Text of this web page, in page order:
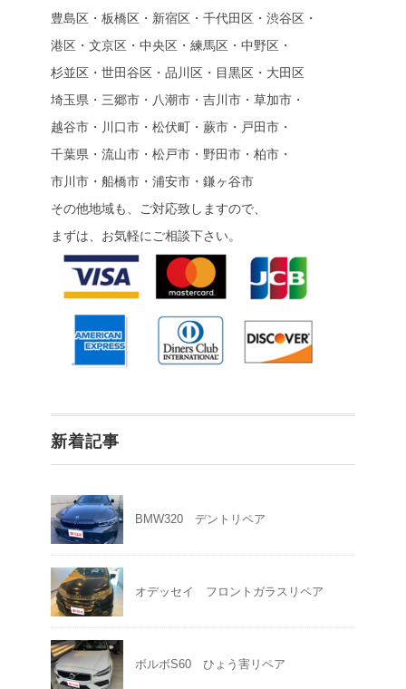
豊島区・板橋区・新宿区・千代田区・渋谷区・
港区・文京区・中央区・練馬区・中野区・
杉並区・世田谷区・品川区・目黒区・大田区
埼玉県・三郷市・八潮市・吉川市・草加市・
越谷市・川口市・松伏町・蕨市・戸田市・
千葉県・流山市・松戸市・野田市・柏市・
市川市・船橋市・浦安市・鎌ヶ谷市
その他地域も、ご対応致しますので、
まずは、お気軽にご相談下さい。
新着記事
BMW320 デントリペア
オデッセイ フロントガラスリペア
ボルボS60 ひょう害リペア